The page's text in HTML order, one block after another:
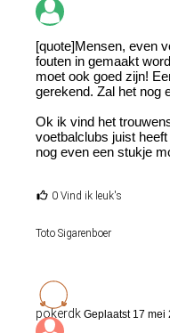
[quote]Mensen, even
fouten in gemaakt
moet ook goed zijn!
gerekend. Zal het nog
Ok ik vind het
voetbalclubs juist
nog even een stukje
0 Vind ik leuk's
Toto Sigarenboer
pokerdk Geplaatst 17 mei